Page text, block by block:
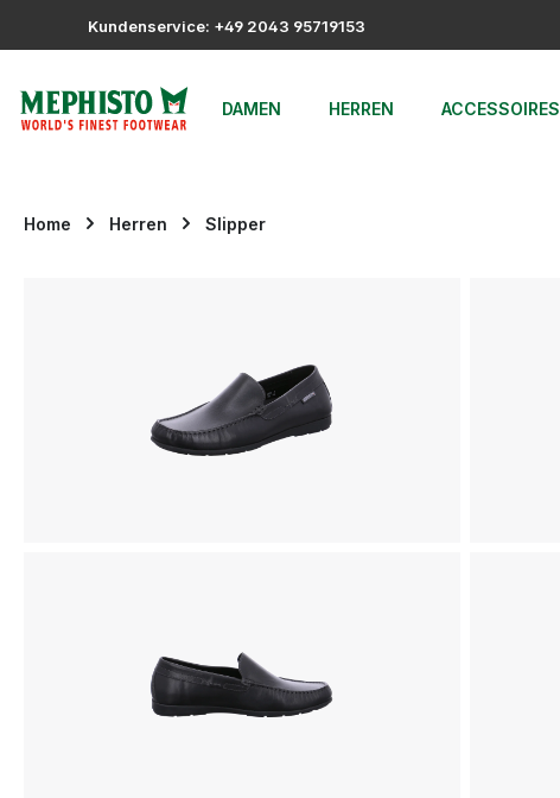
Hauptinhalt springen
Zur Suche springen
Zur Hauptnavigation springen
Kundenservice: +49 2043 95719153
DAMEN HERREN ACCESSOIRES
Home Herren Slipper